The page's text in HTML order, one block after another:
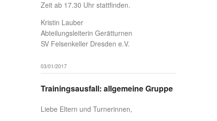
Zeit ab 17.30 Uhr stattfinden.
Kristin Lauber
Abteilungsleiterin Gerätturnen
SV Felsenkeller Dresden e.V.
03/01/2017
Trainingsausfall: allgemeine Gruppe
Liebe Eltern und Turnerinnen,